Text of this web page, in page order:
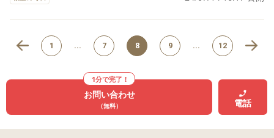
団生活への適応力を育てることが目的。
★対象 • 3歳から就学前のお子さま。 ★主
な内容 • 教育的活動（文字や数の学び、
ど、社会性や集団行動の学び。 • 施設に
よっては英語教育や体操教室などを行う
こともあります。 ★利用条件 • 保護者の
就労条件に関係なく、希望すれば入園可
お客さまと向き合うときに大事にしたい
姿勢を 言葉にしたのがステートメントで
「A」に「人」をあしらったデザインであ
に中心は「人」であるという意思を込め
ております。また、コーポレートカラー
も一つに定めず、多様性を表現したシン
😊を書いてもらえます。 〇５回来所し、
にこちゃん😊を５つ集めることができた
お子さまはガチャガチャを回すことがで
はシールが２つ入っています。 まだガチ
ャガチャの日ではないけど、やりたくて
「今日ガチャガチャかな！」と教えてく
お子さまに関して、 ✅困った時に大人を
呼ぶことが難しい ✅大人に手伝ってほし
いことを具体的に伝えることが難しい
等、保護者さまからご相談をいただくこ
ニア新横浜教室で、「ヘルプ発信」がで
きるようになるために使用している教材
についてご紹介します🌟 〇ヘルプ発信っ
1 ... 7 8 9 ... 12
1分で完了！
お問い合わせ
（無料） 電話